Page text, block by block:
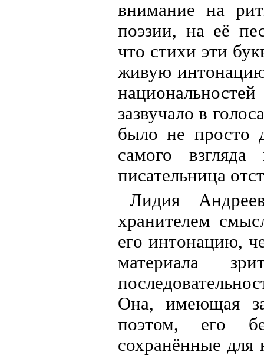
внимание на
поэзии, на её
что стихи эти
живую
зазвучало в
было не просто
самого
писательница
Лидия
хранителем
его интонацию,
материала
Она, имеющая
поэтом, его
сохранённые для